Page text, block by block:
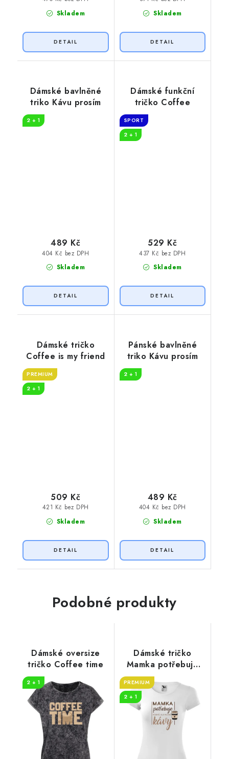
Skladem Skladem
Dámské bavlněné
triko Kávu prosím
2 + 1
Skladem
404 Kč bez DPH
489 Kč
Dámské funkční
tričko Coffee
SPORT
2 + 1
Skladem
437 Kč bez DPH
529 Kč
Dámské tričko
Coffee is my friend
PREMIUM
2 + 1
Skladem
421 Kč bez DPH
509 Kč
Pánské bavlněné
triko Kávu prosím
2 + 1
Skladem
404 Kč bez DPH
489 Kč
Podobné produkty
Dámské oversize
tričko Coffee time
2 + 1
Dámské tričko
Mamka potřebuje
kávu
PREMIUM
2 + 1